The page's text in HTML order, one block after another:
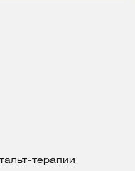
терапии